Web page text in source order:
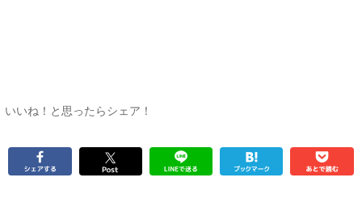
いいね！と思ったらシェア！